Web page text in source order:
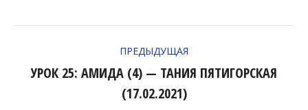
ПО
ПРЕДЫДУЩАЯ
Предыдущая
запись:
УРОК 25: АМИДА (4) — ТАНИЯ ПЯТИГОРСКАЯ
(17.02.2021)